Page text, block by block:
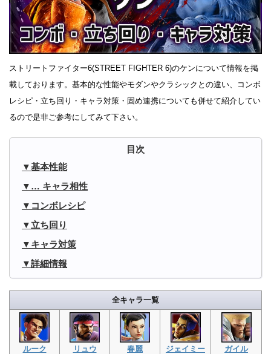
ストリートファイター6(STREET FIGHTER 6)のケンについて情報を掲
載しております。基本的な性能やモダンやクラシックとの違い、コンボ
レシピ・立ち回り・キャラ対策・固め連携についても併せて紹介してい
るので是非ご参考にしてみて下さい。
基本性能
… キャラ相性
コンボレシピ
立ち回り
キャラ対策
詳細情報
全キャラ一覧
ルーク リュウ 春麗 ジェイミー ガイル